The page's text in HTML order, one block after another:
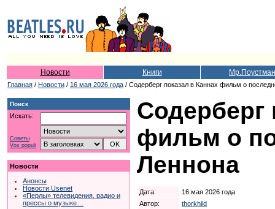
Новости Книги Мр.Поустман
Главная / Новости / 16 мая 2026 года / Содерберг показал в Каннах фильм о
Поиск
Искать:
Советы
Vox populi
Новости
Анонсы
Новости Usenet
«Перлы» телевидения, радио и
прессы о музыке…
Содерберг
фильм о
Леннона
Дата:
16 мая 2026 года
Автор:
thorkhild